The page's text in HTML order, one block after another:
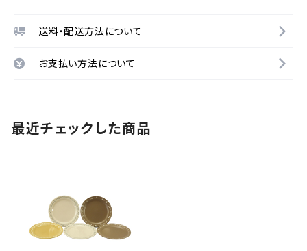
送料・配送方法について
お支払い方法について
最近チェックした商品